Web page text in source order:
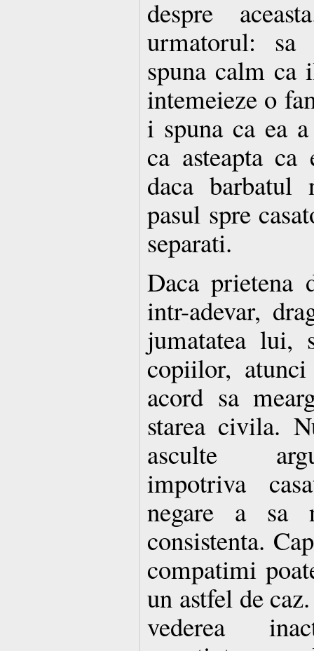
despre
urmatorul:
spuna calm ca
intemeieze o
i spuna ca ea
ca asteapta
daca barbatul
pasul spre
separati.
Daca prietena
intr-adevar,
jumatatea lui,
copiilor,
acord sa
starea civila.
asculte
impotriva
negare a sa
consistenta.
compatimi
un astfel de
vederea